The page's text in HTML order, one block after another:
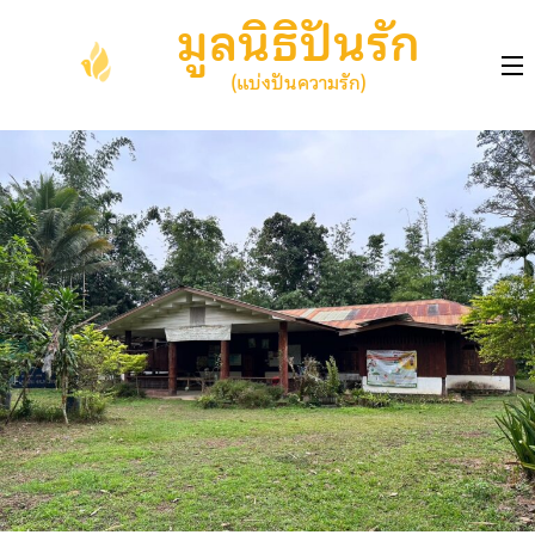
Enter)
มูลนิธิปันรัก
(แบ่งปันความรัก)